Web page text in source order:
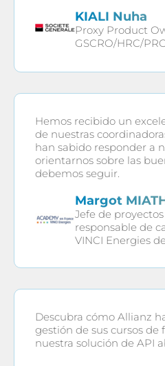
KIALI Nuha
Proxy Product
GSCRO/HRC/
Hemos recibido un
de nuestras
han sabido responder a
orientarnos sobre las
debemos seguir.
Margot
Jefe de
responsable de
VINCI Energies
Descubra cómo Allianz
gestión de sus cursos de
nuestra solución de API